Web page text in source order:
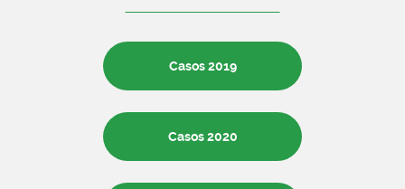
Casos 2019
Casos 2020